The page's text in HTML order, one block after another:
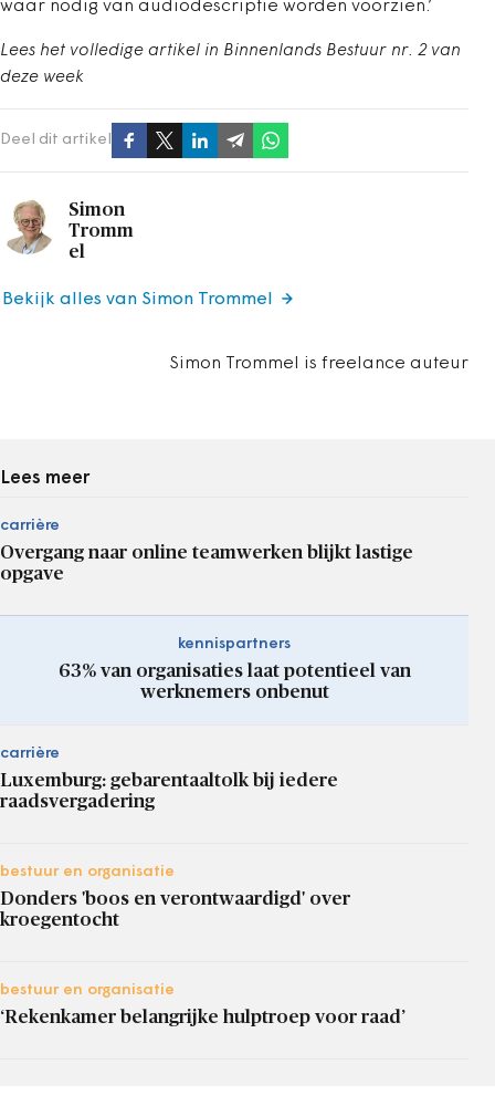
waar nodig van audiodescriptie worden voorzien.’
Lees het volledige artikel in Binnenlands Bestuur nr. 2 van
deze week
Deel dit artikel
Simon
Tromm
el
Simon Trommel is freelance auteur
Bekijk alles van Simon Trommel
Lees meer
carrière
Overgang naar online teamwerken blijkt lastige
opgave
kennispartners
63% van organisaties laat potentieel van
werknemers onbenut
carrière
Luxemburg: gebarentaaltolk bij iedere
raadsvergadering
bestuur en organisatie
Donders 'boos en verontwaardigd' over
kroegentocht
bestuur en organisatie
‘Rekenkamer belangrijke hulptroep voor raad’